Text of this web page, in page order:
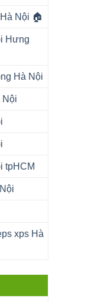
Nội 🏠
Hưng
Hà Nội
Nội
tpHCM
xps Hà